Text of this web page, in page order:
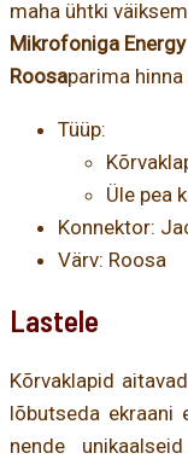
maha ühtki
Mikrofoniga
Roosaparima hinna
Tüüp:
Üle pea
Konnektor:
Värv: Roosa
Lastele
Kõrvaklapid
lõbutseda ekraani
nende